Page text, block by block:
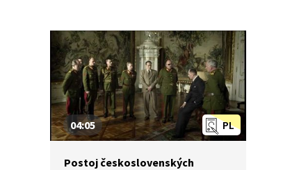
PL
04:05
Postoj československých